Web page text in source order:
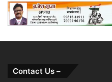
Contact Us –